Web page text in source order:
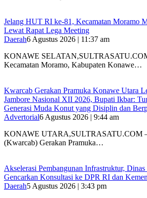
‎Jelang HUT RI ke-81, Kecamatan Moramo
Lewat Rapat Lega Meeting
Daerah6 Agustus 2026 | 11:37 am
KONAWE
Kecamatan Moramo, Kabupaten Konawe…
‎Kwarcab Gerakan Pramuka Konawe Utara
Jambore Nasional XII 2026, Bupati Ikbar:
Generasi Muda Konut yang Disiplin dan
Advertorial6 Agustus 2026 | 9:44 am
KONAWE UTARA,SULTRASATU.COM
(Kwarcab) Gerakan Pramuka…
Akselerasi Pembangunan Infrastruktur,
Gencarkan Konsultasi ke DPR RI dan
Daerah5 Agustus 2026 | 3:43 pm